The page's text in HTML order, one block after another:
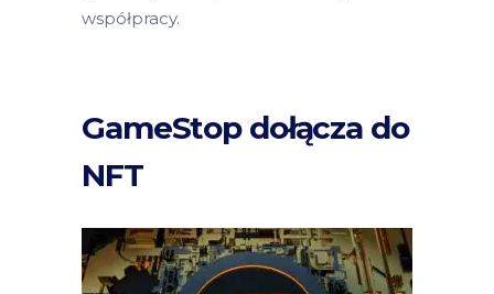
współpracy.
GameStop dołącza do
NFT